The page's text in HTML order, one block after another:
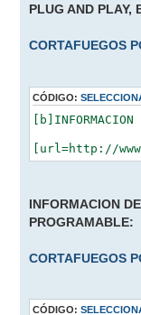
PLUG AND PLAY,
CORTAFUEGOS
CÓDIGO:
INFORMACION
PROGRAMABLE:
CORTAFUEGOS
CÓDIGO: